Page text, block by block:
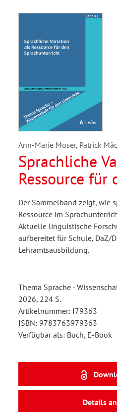
Ann-Marie Moser, Patrick
Sprachliche
Ressource für
Der Sammelband zeigt, wie
Ressource im
Aktuelle linguistische
aufbereitet für Schule, DaZ/
Lehramtsausbildung.
Thema Sprache -
2026, 224 S.
Artikelnummer: I79363
ISBN: 9783763979363
Verfügbar als: Buch, E-Book
Details